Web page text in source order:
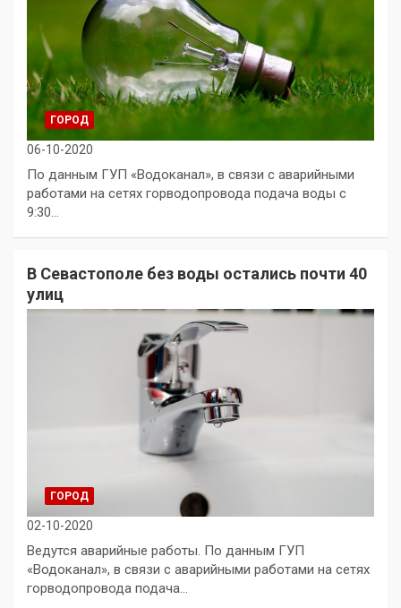
ГОРОД
06-10-2020
По данным ГУП «Водоканал», в связи с аварийными
работами на сетях горводопровода подача воды с
9:30…
В Севастополе без воды остались почти 40
улиц
ГОРОД
02-10-2020
Ведутся аварийные работы. По данным ГУП
«Водоканал», в связи с аварийными работами на сетях
горводопровода подача…